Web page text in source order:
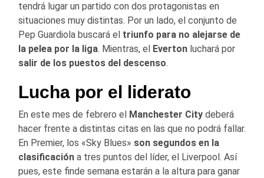
tendrá lugar un partido con dos protagonistas en
situaciones muy distintas. Por un lado, el conjunto de
Pep Guardiola buscará el triunfo para no alejarse de
la pelea por la liga. Mientras, el Everton luchará por
salir de los puestos del descenso.
Lucha por el liderato
En este mes de febrero el Manchester City deberá
hacer frente a distintas citas en las que no podrá fallar.
En Premier, los «Sky Blues» son segundos en la
clasificación a tres puntos del líder, el Liverpool. Así
pues, este finde semana estarán a la altura para ganar